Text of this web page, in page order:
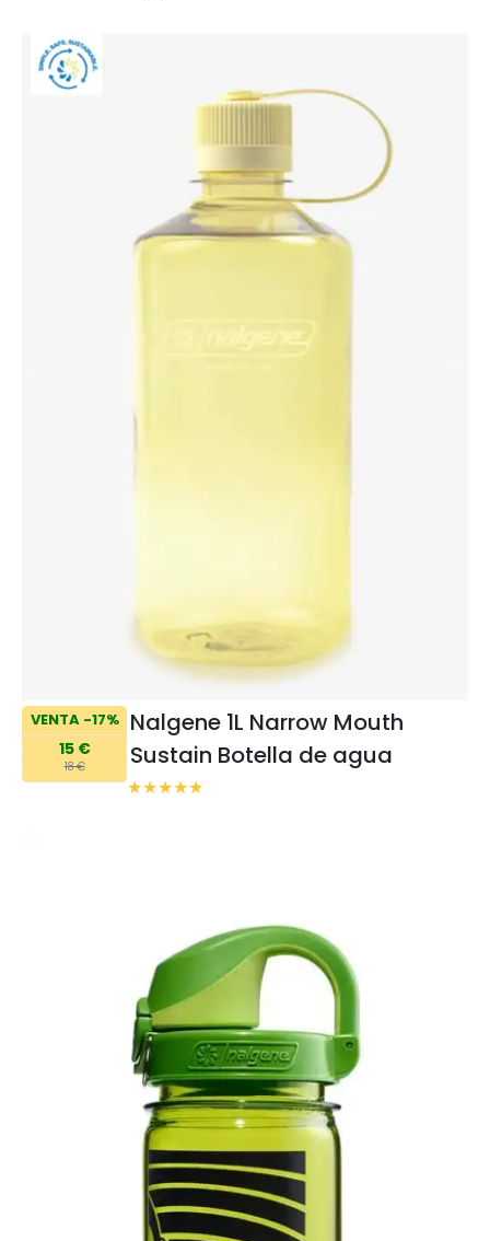
VENTA -17%
15 €
18 €
Nalgene 1L Narrow Mouth
Sustain Botella de agua